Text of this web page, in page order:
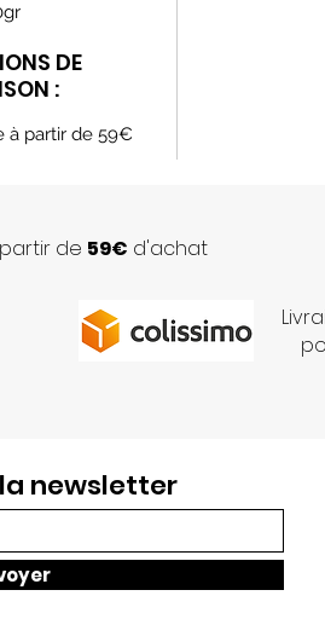
DE
:
à partir de 59€
de 59€ d'achat
newsletter